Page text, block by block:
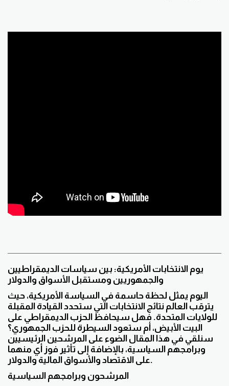
يوم الانتخابات الأمريكية: بين سياسات الديمقراطيين
والجمهوريين ومستقبل الأسواق والدولار
اليوم يمثل لحظة حاسمة في السياسة الأمريكية، حيث
يترقب العالم نتائج الانتخابات التي ستحدد القيادة المقبلة
للولايات المتحدة. فهل سيحافظ الحزب الديمقراطي على
البيت الأبيض، أم ستعود السيطرة للحزب الجمهوري؟
سنلقي في هذا المقال الضوء على المرشحين الرئيسيين
وبرامجهم السياسية، بالإضافة إلى تأثير فوز أي منهما
على الاقتصاد والأسواق المالية والدولار.
المرشحون وبرامجهم السياسية